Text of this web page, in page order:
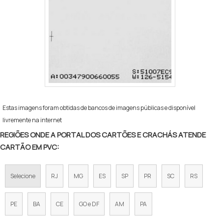
Estas imagens foram obtidas de bancos de imagens públicas e disponível
livremente na internet
REGIÕES ONDE A PORTAL DOS CARTÕES E CRACHÁS ATENDE
CARTÃO EM PVC:
Selecione RJ MG ES SP PR SC RS
PE BA CE GO e DF AM PA